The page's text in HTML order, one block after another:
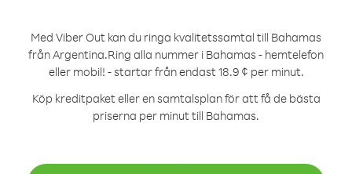
Med Viber Out kan du ringa kvalitetssamtal till Bahamas
från Argentina.Ring alla nummer i Bahamas - hemtelefon
eller mobil! - startar från endast 18.9 ¢ per minut.
Köp kreditpaket eller en samtalsplan för att få de bästa
priserna per minut till Bahamas.